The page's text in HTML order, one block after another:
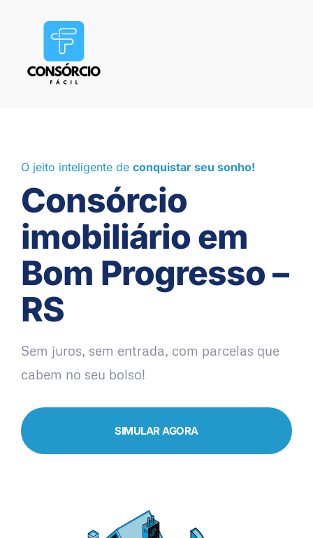
O jeito inteligente de conquistar seu sonho!
Consórcio
imobiliário em
Bom Progresso –
RS
Sem juros, sem entrada, com parcelas que
cabem no seu bolso!
SIMULAR AGORA